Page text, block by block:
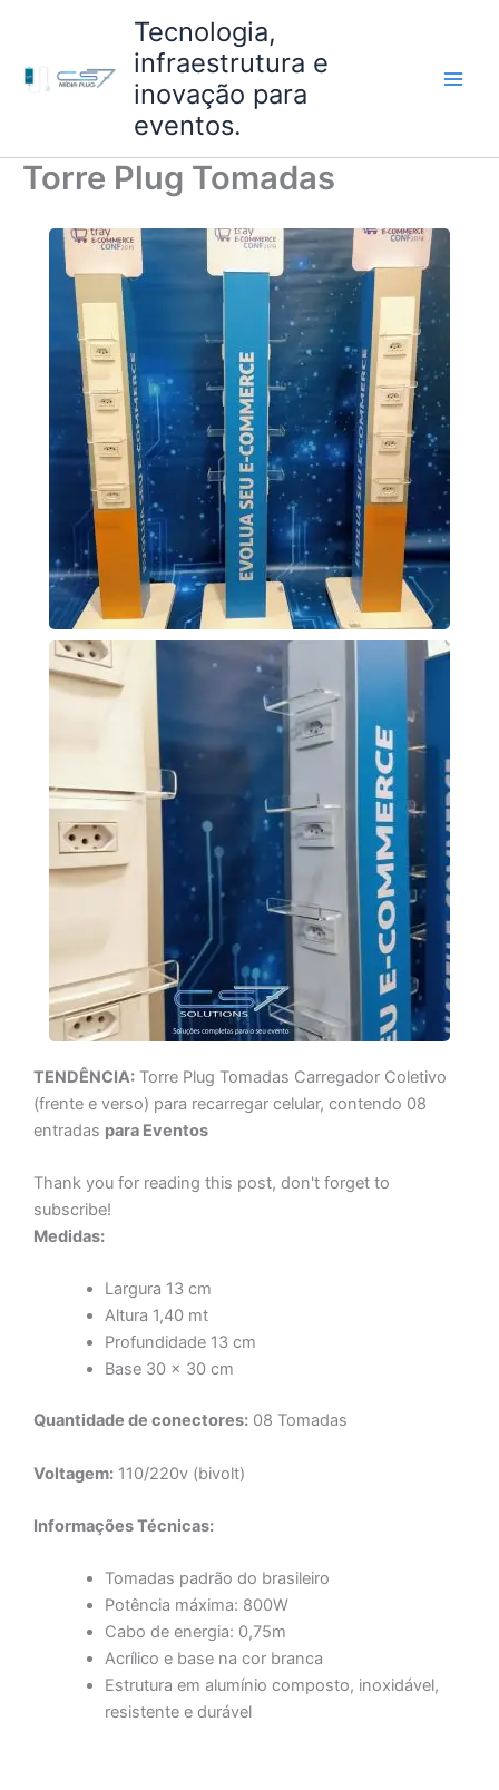
conteúdo
Tecnologia,
infraestrutura e
inovação para
eventos.
Torre Plug Tomadas
TENDÊNCIA: Torre Plug Tomadas Carregador Coletivo
(frente e verso) para recarregar celular, contendo 08
entradas para Eventos
Thank you for reading this post, don't forget to
subscribe!
Medidas:
Largura 13 cm
Altura 1,40 mt
Profundidade 13 cm
Base 30 x 30 cm
Quantidade de conectores: 08 Tomadas
Voltagem: 110/220v (bivolt)
Informações Técnicas:
Tomadas padrão do brasileiro
Potência máxima: 800W
Cabo de energia: 0,75m
Acrílico e base na cor branca
Estrutura em alumínio composto, inoxidável,
resistente e durável